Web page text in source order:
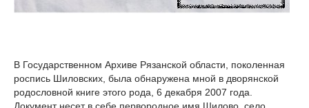
В Государственном Архиве Рязанской области, поколенная
роспись Шиловских, была обнаружена мной в дворянской
родословной книге этого рода, 6 декабря 2007 года.